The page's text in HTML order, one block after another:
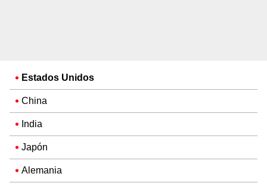
Estados Unidos
China
India
Japón
Alemania